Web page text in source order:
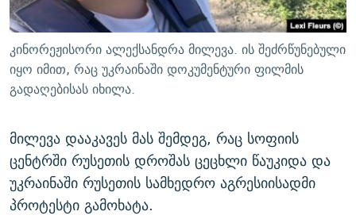
კინორეჟისორი ალექსანდრა მილევა. ის შეძრწუნებული
იყო იმით, რაც უკრაინაში დოკუმენტური ფილმის
გადაღებისას იხილა.
მილევა დააკავეს მას შემდეგ, რაც სოფიის
ცენტრში რუსეთის დროშას ცეცხლი წაუკიდა და
უკრაინაში რუსეთის სამხედრო აგრესიისადმი
პროტესტი გამოხატა.